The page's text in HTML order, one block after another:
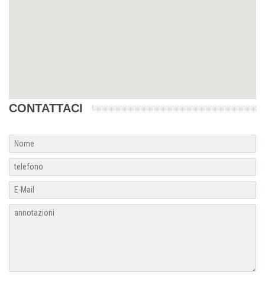
CONTATTACI